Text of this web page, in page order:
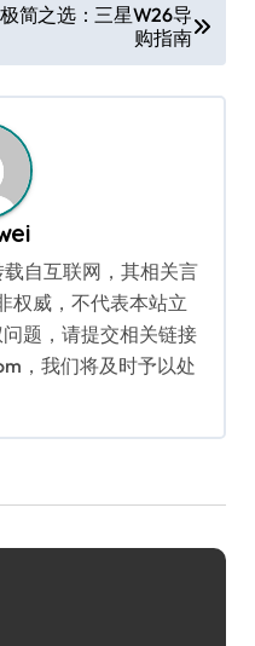
极简之选：三星W26导
购指南
载自互联网，其相关言
权威，不代表本站立
题，请提交相关链接
，我们将及时予以处